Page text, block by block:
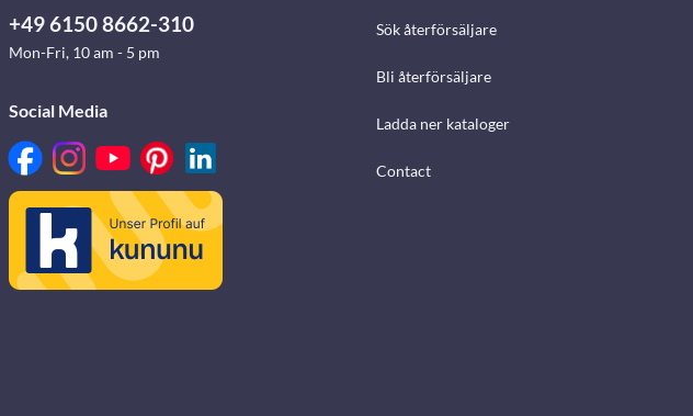
+49 6150 8662-310
Mon-Fri, 10 am - 5 pm
Social Media
Sök återförsäljare
Bli återförsäljare
Ladda ner kataloger
Contact